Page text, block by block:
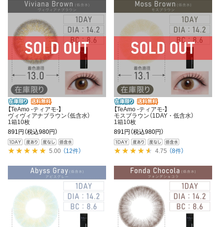
【TeAmo -ティアモ-】
ヴィヴィアナブラウン（低含水）
1箱10枚
891円 （税込980円）
5.00 （12件）
【TeAmo -ティアモ-】
モスブラウン（1DAY・低含水）
1箱10枚
891円 （税込980円）
4.75 （8件）